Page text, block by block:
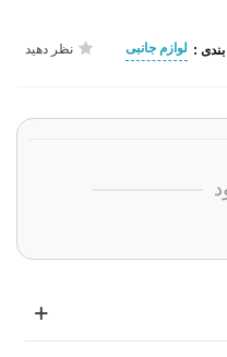
: لوازم جانبی نظر دهید